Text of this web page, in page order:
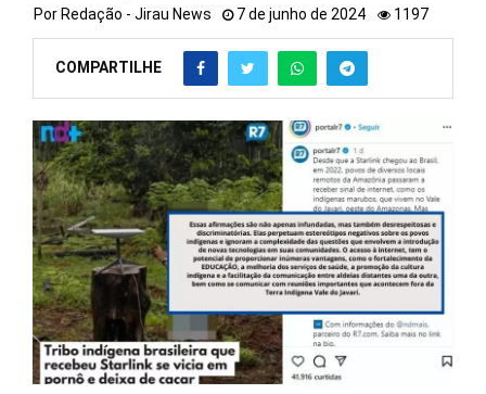
Por Redação - Jirau News 7 de junho de 2024 1197
COMPARTILHE